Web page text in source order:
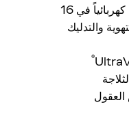
مقاعد أمامية قابلة للتعديل كهربائياً في 16
والتدليك